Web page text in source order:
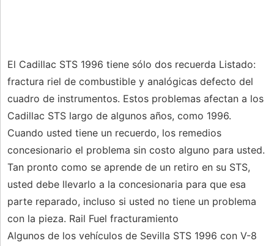
El Cadillac STS 1996 tiene sólo dos recuerda Listado:
fractura riel de combustible y analógicas defecto del
cuadro de instrumentos. Estos problemas afectan a los
Cadillac STS largo de algunos años, como 1996.
Cuando usted tiene un recuerdo, los remedios
concesionario el problema sin costo alguno para usted.
Tan pronto como se aprende de un retiro en su STS,
usted debe llevarlo a la concesionaria para que esa
parte reparado, incluso si usted no tiene un problema
con la pieza. Rail Fuel fracturamiento
Algunos de los vehículos de Sevilla STS 1996 con V-8